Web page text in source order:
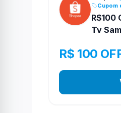
Cupom
R$100
Tv
R$ 100